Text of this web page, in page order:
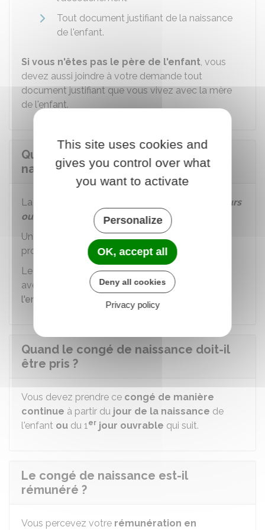
Tout document justifiant de la naissance
de l'enfant.
Si vous n'êtes pas le père de l'enfant, vous
devez aussi joindre à votre demande tout
document justifiant que vous vivez avec la mère
de l'enfant.
Quelle est la durée du congé de
naissance ?
La durée du congé de naissance est fixée à
jours
ouvrables
Une naissance multiple (jumeaux, triplés,...) ne
prolonge pas la durée du congé.
Le congé naissance de 3 jours peut être cumulé
avec le
congé de paternité et d'accueil de
l'enfant
Quand le congé de naissance doit-il
être pris ?
Vous devez prendre ce congé de manière
continue à partir du jour de la naissance de
l'enfant ou du 1er jour ouvrable qui suit.
Le congé de naissance est-il
rémunéré ?
Vous percevez votre rémunération en
This site uses cookies and
gives you control over what
you want to activate
Personalize
OK, accept all
Deny all cookies
Privacy policy